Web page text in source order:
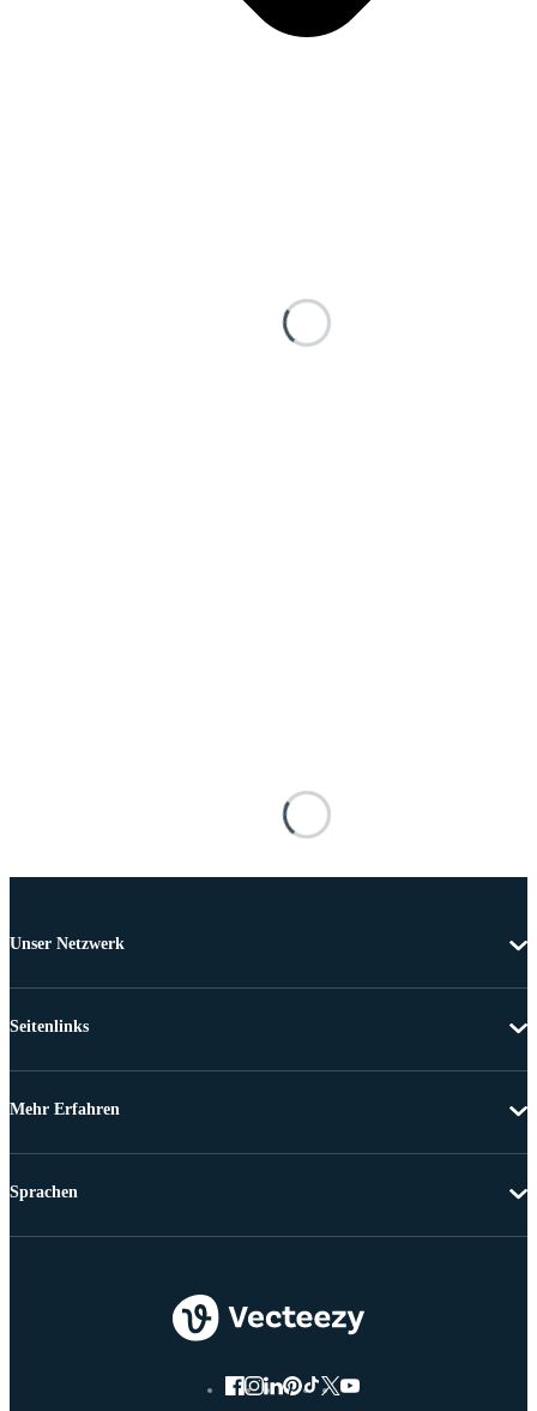
Unser Netzwerk
Seitenlinks
Mehr Erfahren
Sprachen